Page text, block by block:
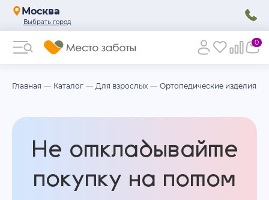
Москва
0
Главная Каталог Для взрослых Ортопедические изделия
Не откладывайте
покупку на потом